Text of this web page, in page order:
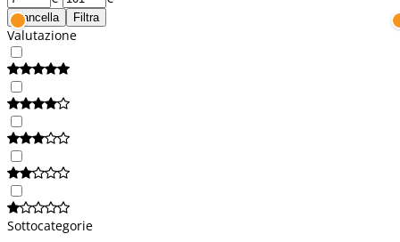
Cancella Filtra
Valutazione
Sottocategorie